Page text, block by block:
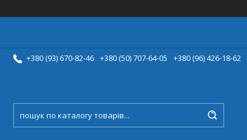
+380 (93) 670-82-46 +380 (50) 707-64-05 +380 (96) 426-18-62